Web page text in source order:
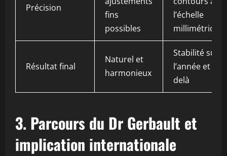
Précision
fins
possibles
l’échelle
millimétrique
Résultat final
Naturel et
harmonieux
Stabilité sur
l’année et au-
delà
3. Parcours du Dr Gerbault et
implication internationale